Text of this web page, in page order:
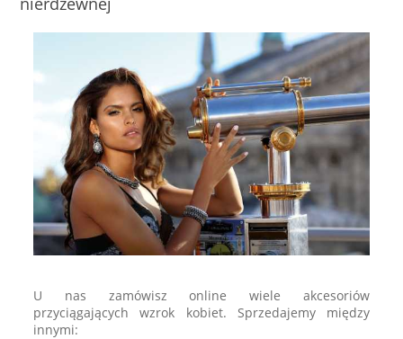
U nas zamówisz online wiele akcesoriów
przyciągających wzrok kobiet. Sprzedajemy między
innymi: